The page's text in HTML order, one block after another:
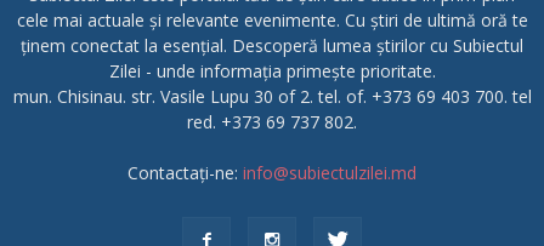
cele mai actuale și relevante evenimente. Cu știri de ultimă oră te
ținem conectat la esențial. Descoperă lumea știrilor cu Subiectul
Zilei - unde informația primește prioritate.
mun. Chisinau. str. Vasile Lupu 30 of 2. tel. of. +373 69 403 700. tel
red. +373 69 737 802.
Contactați-ne: info@subiectulzilei.md